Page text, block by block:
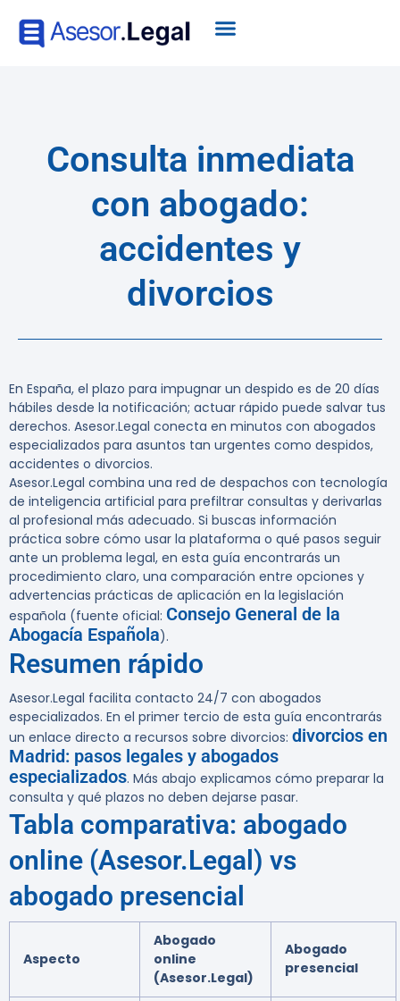
Consulta inmediata
con abogado:
accidentes y
divorcios
En España, el plazo para impugnar un despido es de 20 días
hábiles desde la notificación; actuar rápido puede salvar tus
derechos. Asesor.Legal conecta en minutos con abogados
especializados para asuntos tan urgentes como despidos,
accidentes o divorcios.
Asesor.Legal combina una red de despachos con tecnología
de inteligencia artificial para prefiltrar consultas y derivarlas
al profesional más adecuado. Si buscas información
práctica sobre cómo usar la plataforma o qué pasos seguir
ante un problema legal, en esta guía encontrarás un
procedimiento claro, una comparación entre opciones y
advertencias prácticas de aplicación en la legislación
española (fuente oficial: Consejo General de la
Abogacía Española).
Resumen rápido
Asesor.Legal facilita contacto 24/7 con abogados
especializados. En el primer tercio de esta guía encontrarás
un enlace directo a recursos sobre divorcios: divorcios en
Madrid: pasos legales y abogados
especializados. Más abajo explicamos cómo preparar la
consulta y qué plazos no deben dejarse pasar.
Tabla comparativa: abogado
online (Asesor.Legal) vs
abogado presencial
Aspecto
Abogado
online
(Asesor.Legal)
Abogado
presencial